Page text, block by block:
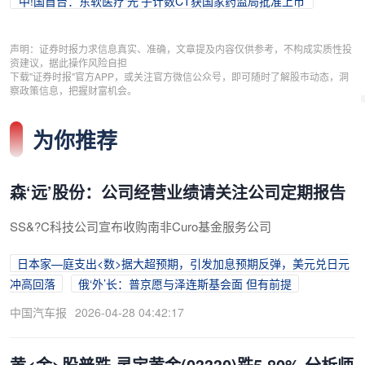
声明：证券时报力求信息真实、准确，文章提及内容仅供参考，不构成实质性投
资建议，据此操作风险自担
下载"证券时报"官方APP，或关注官方微信公众号，即可随时了解股市动态，洞
察政策信息，把握财富机会。
为你推荐
森‘远’股份：公司经营业绩请关注公司定期报告
SS&?C科技公司宣布收购南非Curo基金服务公司
日本家—庭支出<数>据大超预期，引发加息预期反弹，美元兑日元
冲高回落
俄‘外’长：普京愿与泽连斯基会面 但有前提
中国汽车报 2026-04-28 04:42:17